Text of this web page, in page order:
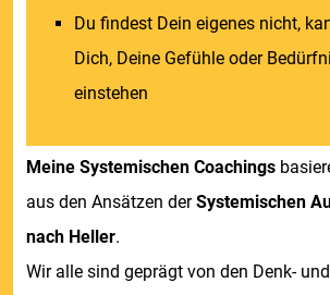
Du findest Dein eigenes nicht,
Dich, Deine Gefühle oder
einstehen
Meine Systemischen Coachings
aus den Ansätzen derSystemischen
nach Heller.
Wir alle sind geprägt von den Denk- und